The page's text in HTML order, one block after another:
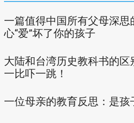
一篇值得中国所有父母深思
心“爱”坏了你的孩子
大陆和台湾历史教科书的区
一比吓一跳！
一位母亲的教育反思：是孩